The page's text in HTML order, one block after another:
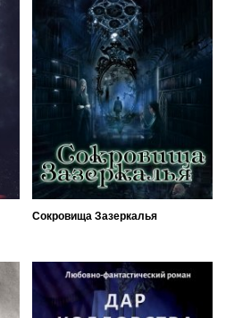
Сокровища Зазеркалья